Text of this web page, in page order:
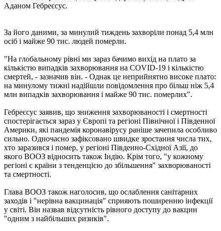
Аданом Гебреєсус.
За його даними, за минулий тиждень захворіли понад 5,4 млн
осіб і майже 90 тис. людей померли.
"На глобальному рівні ми зараз бачимо вихід на плато за
кількістю випадків захворювання на COVID-19 і кількістю
смертей, - зазначив він. - Однак це неприйнятно високе плато:
на минулому тижні надійшли повідомлення про більш ніж 5,4
млн випадків захворювання і майже 90 тис. померлих".
Гебреєсус заявив, що зниження захворюваності і смертності
спостерігається зараз у Європі та регіоні Північної і Південної
Америки, які пандемія коронавірусу раніше зачепила особливо
сильно. Одночасно зафіксовано швидке зростання числа тих,
хто заразився і помер, у регіоні Південно-Східної Азії, до
якого ВООЗ відносить також Індію. Крім того, "у кожному
регіоні є країни з тенденцією до збільшення" захворюваності
та смертності.
Глава ВООЗ також наголосив, що ослаблення санітарних
заходів і "нерівна вакцинація" сприяють поширенню інфекції
у світі. Він назвав відсутність рівного доступу до вакцин
"одним з найбільших ризиків".